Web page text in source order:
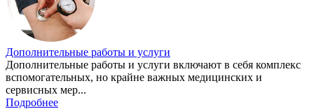
Дополнительные работы и услуги
Дополнительные работы и услуги включают в себя комплекс
вспомогательных, но крайне важных медицинских и
сервисных мер...
Подробнее